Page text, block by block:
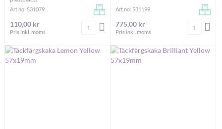
Art.no: 531079
110,00 kr
Pris inkl. moms
Antal LÄGG I VARUKORGEN
Art.no: 531199
775,00 kr
Pris inkl. moms
Antal